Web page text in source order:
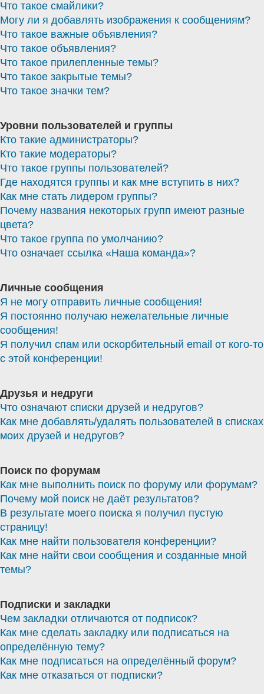
Что такое смайлики?
Могу ли я добавлять изображения к сообщениям?
Что такое важные объявления?
Что такое объявления?
Что такое прилепленные темы?
Что такое закрытые темы?
Что такое значки тем?
Уровни пользователей и группы
Кто такие администраторы?
Кто такие модераторы?
Что такое группы пользователей?
Где находятся группы и как мне вступить в них?
Как мне стать лидером группы?
Почему названия некоторых групп имеют разные
цвета?
Что такое группа по умолчанию?
Что означает ссылка «Наша команда»?
Личные сообщения
Я не могу отправить личные сообщения!
Я постоянно получаю нежелательные личные
сообщения!
Я получил спам или оскорбительный email от кого-то
с этой конференции!
Друзья и недруги
Что означают списки друзей и недругов?
Как мне добавлять/удалять пользователей в списках
моих друзей и недругов?
Поиск по форумам
Как мне выполнить поиск по форуму или форумам?
Почему мой поиск не даёт результатов?
В результате моего поиска я получил пустую
страницу!
Как мне найти пользователя конференции?
Как мне найти свои сообщения и созданные мной
темы?
Подписки и закладки
Чем закладки отличаются от подписок?
Как мне сделать закладку или подписаться на
определённую тему?
Как мне подписаться на определённый форум?
Как мне отказаться от подписки?